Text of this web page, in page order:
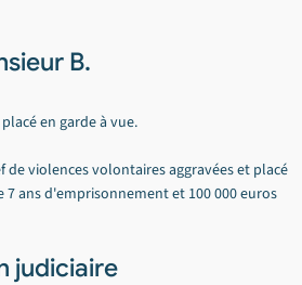
B.
en garde à vue.
violences volontaires aggravées et placé
ans d'emprisonnement et 100 000 euros
judiciaire